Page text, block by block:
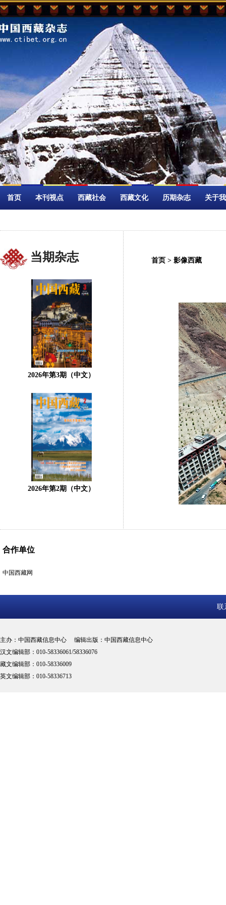
首页 本刊视点 西藏社会 西藏文化 历期杂志 关于
当期杂志
2026年第3期（中文）
2026年第2期（中文）
首页 > 影像西藏
合作单位
中国西藏网
联
主办：中国西藏信息中心 编辑出版：中国西藏信息中心
汉文编辑部：010-58336061/58336076
藏文编辑部：010-58336009
英文编辑部：010-58336713